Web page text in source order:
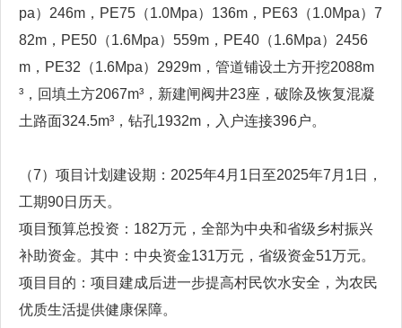
pa）246m，PE75（1.0Mpa）136m，PE63（1.0Mpa）7
82m，PE50（1.6Mpa）559m，PE40（1.6Mpa）2456
m，PE32（1.6Mpa）2929m，管道铺设土方开挖2088m
³，回填土方2067m³，新建闸阀井23座，破除及恢复混凝
土路面324.5m³，钻孔1932m，入户连接396户。
（7）项目计划建设期：2025年4月1日至2025年7月1日，
工期90日历天。
项目预算总投资：182万元，全部为中央和省级乡村振兴
补助资金。其中：中央资金131万元，省级资金51万元。
项目目的：项目建成后进一步提高村民饮水安全，为农民
优质生活提供健康保障。